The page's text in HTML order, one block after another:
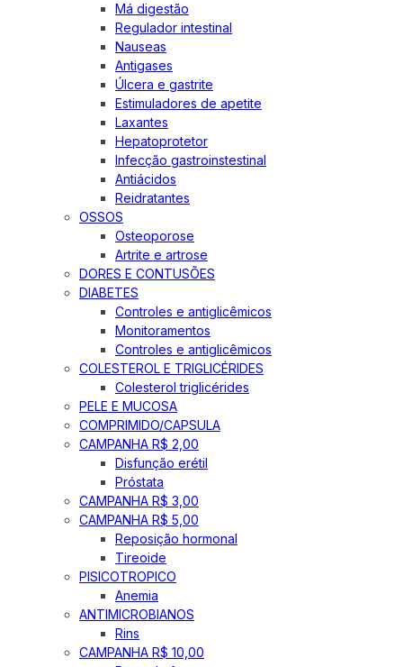
Má digestão
Regulador intestinal
Nauseas
Antigases
Úlcera e gastrite
Estimuladores de apetite
Laxantes
Hepatoprotetor
Infecção gastroinstestinal
Antiácidos
Reidratantes
OSSOS
Osteoporose
Artrite e artrose
DORES E CONTUSÕES
DIABETES
Controles e antiglicêmicos
Monitoramentos
Controles e antiglicêmicos
COLESTEROL E TRIGLICÉRIDES
Colesterol triglicérides
PELE E MUCOSA
COMPRIMIDO/CAPSULA
CAMPANHA R$ 2,00
Disfunção erétil
Próstata
CAMPANHA R$ 3,00
CAMPANHA R$ 5,00
Reposição hormonal
Tireoide
PISICOTROPICO
Anemia
ANTIMICROBIANOS
Rins
CAMPANHA R$ 10,00